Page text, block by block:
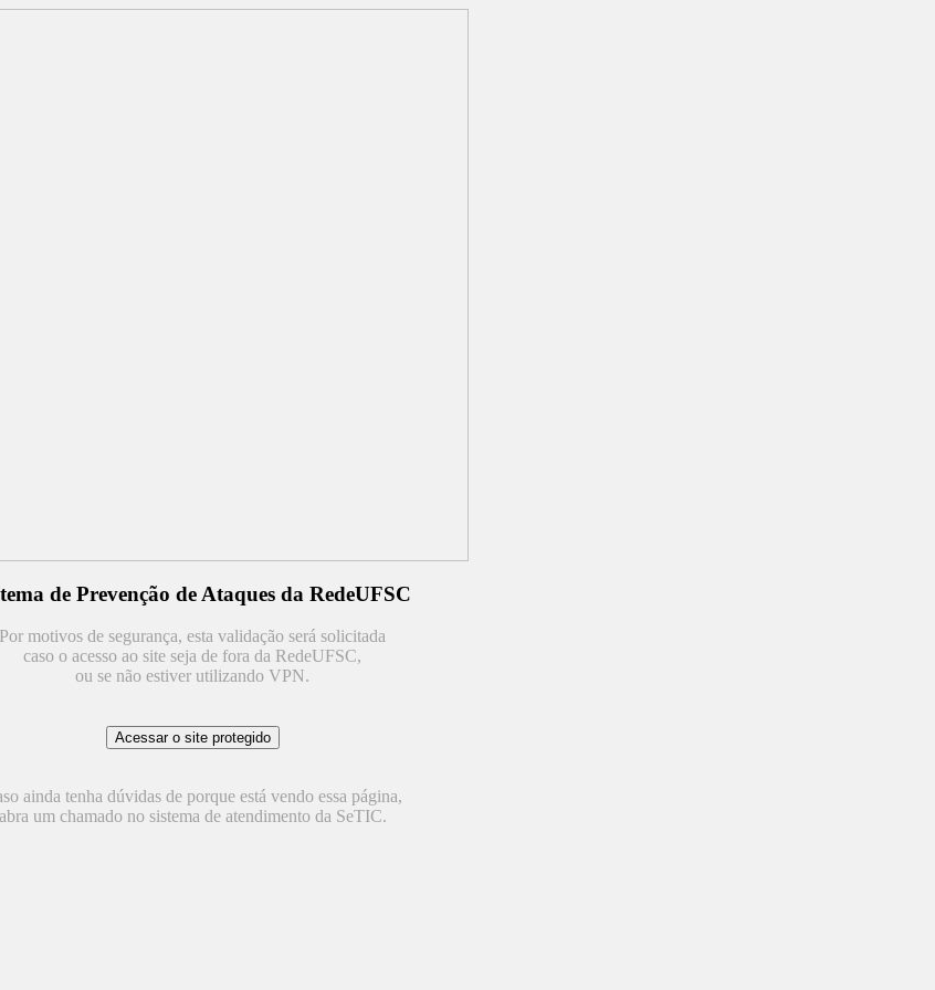
de Prevenção de Ataques da RedeUFSC
Por motivos de segurança, esta validação será solicitada
caso o acesso ao site seja de fora da RedeUFSC,
ou se não estiver utilizando VPN.
ainda tenha dúvidas de porque está vendo essa página,
abra um chamado no sistema de atendimento da SeTIC.